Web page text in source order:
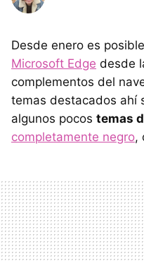
Desde enero es posible
Microsoft Edge desde
complementos del
temas destacados ahí
algunos pocos temas
completamente negro,